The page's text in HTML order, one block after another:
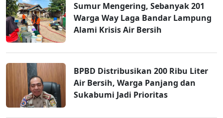
Sumur Mengering, Sebanyak 201
Warga Way Laga Bandar Lampung
Alami Krisis Air Bersih
BPBD Distribusikan 200 Ribu Liter
Air Bersih, Warga Panjang dan
Sukabumi Jadi Prioritas